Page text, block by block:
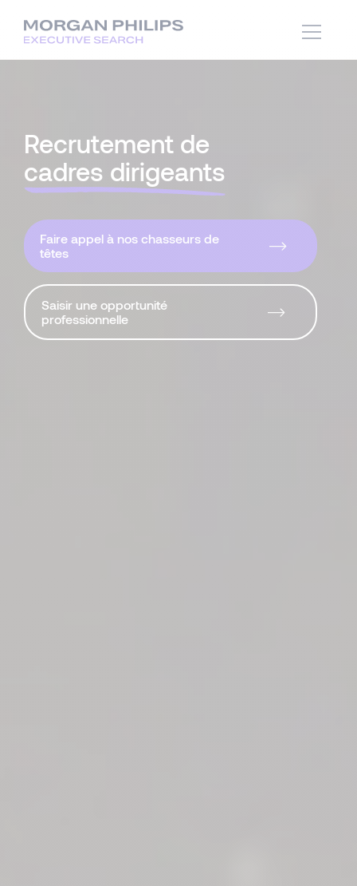
Recrutement de
cadres dirigeants
Faire appel à nos chasseurs de
têtes
Saisir une opportunité
professionnelle